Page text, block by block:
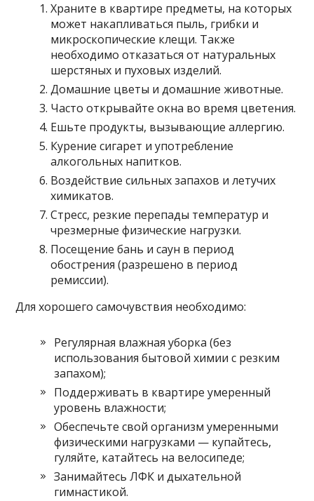
Храните в квартире предметы, на которых
может накапливаться пыль, грибки и
микроскопические клещи. Также
необходимо отказаться от натуральных
шерстяных и пуховых изделий.
Домашние цветы и домашние животные.
Часто открывайте окна во время цветения.
Ешьте продукты, вызывающие аллергию.
Курение сигарет и употребление
алкогольных напитков.
Воздействие сильных запахов и летучих
химикатов.
Стресс, резкие перепады температур и
чрезмерные физические нагрузки.
Посещение бань и саун в период
обострения (разрешено в период
ремиссии).
Для хорошего самочувствия необходимо:
Регулярная влажная уборка (без
использования бытовой химии с резким
запахом);
Поддерживать в квартире умеренный
уровень влажности;
Обеспечьте свой организм умеренными
физическими нагрузками — купайтесь,
гуляйте, катайтесь на велосипеде;
Занимайтесь ЛФК и дыхательной
гимнастикой.